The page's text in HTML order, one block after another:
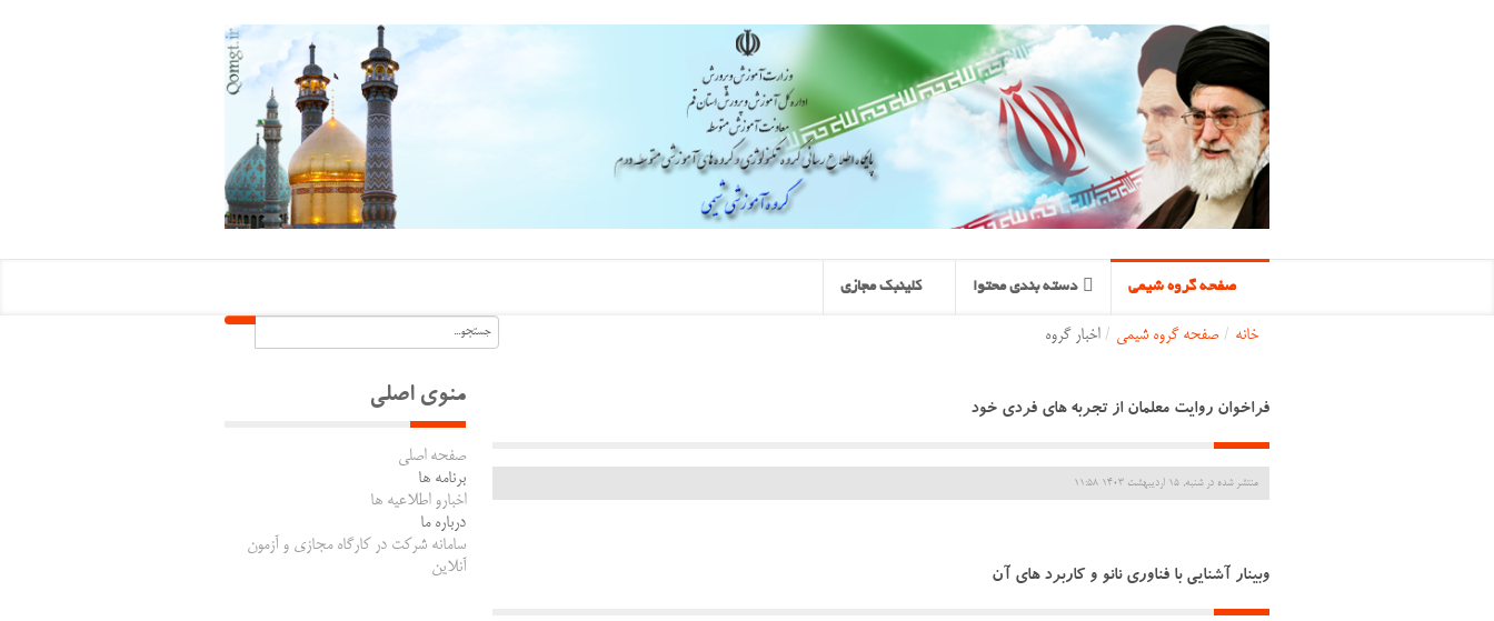
صفحه گروه شیمی دسته بندی محتوا کلینبک مجازی
خانه / صفحه گروه شیمی / اخبار گروه
فراخوان روایت معلمان از تجربه های فردی خود
منتشر شده در شنبه, 15 ارديبهشت 1403 11:58
وبینار آشنایی با فناوری نانو و کاربرد های آن
منوی اصلی
صفحه اصلی
برنامه ها
اخبارو اطلاعیه ها
درباره ما
سامانه شرکت در کارگاه مجازی و آزمون
آنلاین